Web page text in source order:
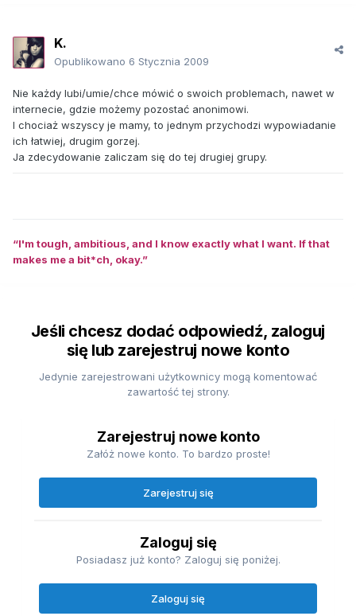
K.
Opublikowano 6 Stycznia 2009
Nie każdy lubi/umie/chce mówić o swoich problemach, nawet w
internecie, gdzie możemy pozostać anonimowi.
I chociaż wszyscy je mamy, to jednym przychodzi wypowiadanie
ich łatwiej, drugim gorzej.
Ja zdecydowanie zaliczam się do tej drugiej grupy.
“I'm tough, ambitious, and I know exactly what I want. If that
makes me a bit*ch, okay.”
Jeśli chcesz dodać odpowiedź, zaloguj
się lub zarejestruj nowe konto
Jedynie zarejestrowani użytkownicy mogą komentować
zawartość tej strony.
Zarejestruj nowe konto
Załóż nowe konto. To bardzo proste!
Zarejestruj się
Zaloguj się
Posiadasz już konto? Zaloguj się poniżej.
Zaloguj się